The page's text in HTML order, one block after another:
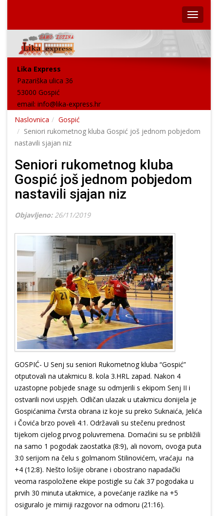
Lika Express
Pazariška ulica 36
53000 Gospić
email: info@lika-express.hr
Naslovnica
Gospić
Seniori rukometnog kluba Gospić još jednom pobjedom
nastavili sjajan niz
Seniori rukometnog kluba
Gospić još jednom pobjedom
nastavili sjajan niz
Objavljeno: 26/11/2019
GOSPIĆ- U Senj su seniori Rukometnog kluba “Gospić”
otputovali na utakmicu 8. kola 3.HRL zapad. Nakon 4
uzastopne pobjede snage su odmjerili s ekipom Senj II i
ostvarili novi uspjeh. Odličan ulazak u utakmicu donijela je
Gospićanima čvrsta obrana iz koje su preko Suknaića, Jelića
i Čovića brzo poveli 4:1. Održavali su stečenu prednost
tijekom cijelog prvog poluvremena. Domaćini su se približili
na samo 1 pogodak zaostatka (8:9), ali novom, ovoga puta
3:0 serijom na čelu s golmanom Stilinovićem, vraćaju na
+4 (12:8). Nešto lošije obrane i obostrano napadački
veoma raspoložene ekipe postigle su čak 37 pogodaka u
prvih 30 minuta utakmice, a povećanje razlike na +5
osiguralo je mirniji razgovor na odmoru (21:16).